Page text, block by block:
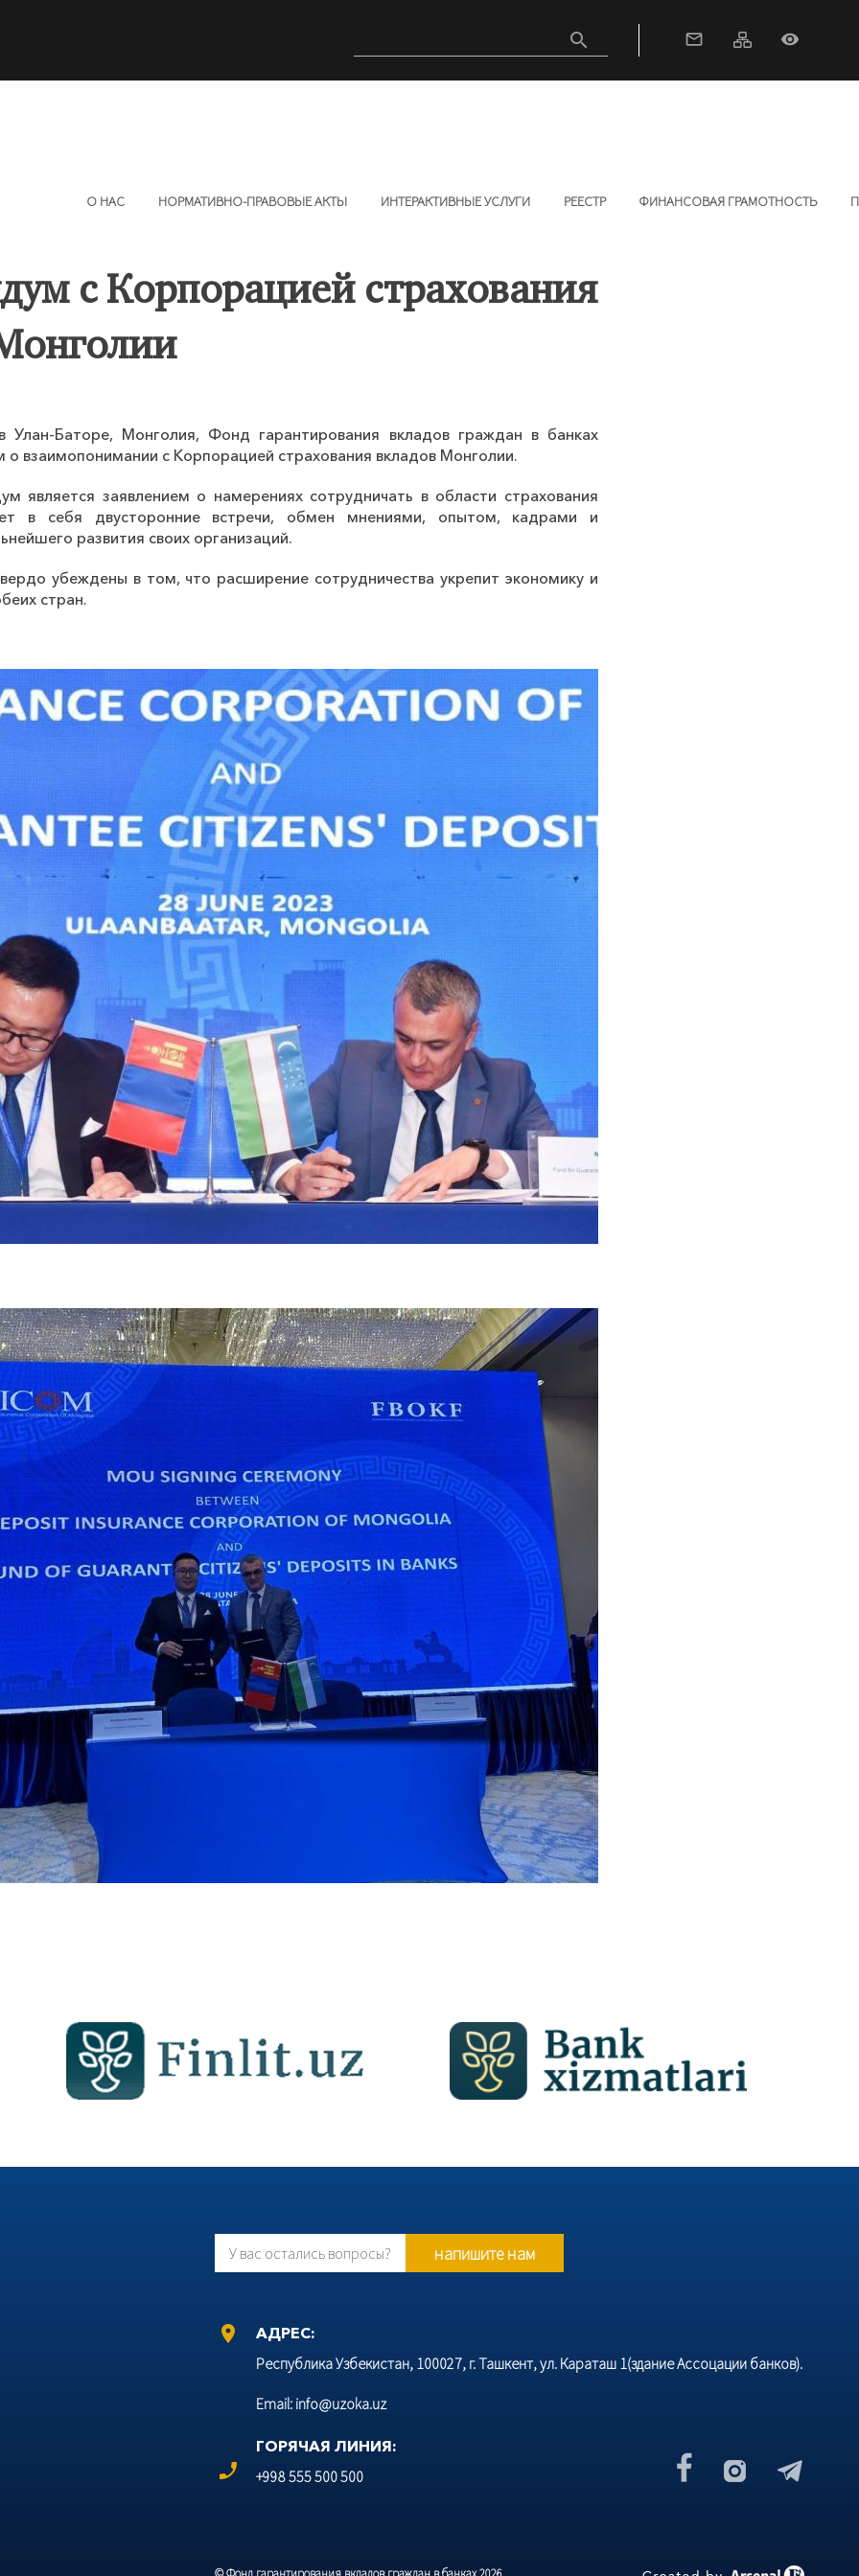
search mail_outline visibility
О НАС НОРМАТИВНО-ПРАВОВЫЕ АКТЫ ИНТЕРАКТИВНЫЕ УСЛУГИ РЕЕСТР ФИНАНСОВАЯ ГРАМОТНОСТЬ
с Корпорацией страхования
Баторе, Монголия, Фонд гарантирования вкладов граждан в банках
взаимопонимании с Корпорацией страхования вкладов Монголии.
является заявлением о намерениях сотрудничать в области страхования
в себя двусторонние встречи, обмен мнениями, опытом, кадрами и
развития своих организаций.
убеждены в том, что расширение сотрудничества укрепит экономику и
стран.
У вас остались вопросы? напишите нам
location_on
АДРЕС:
Республика Узбекистан, 100027, г. Ташкент, ул. Караташ 1(здание Ассоцации банков).
Email: info@uzoka.uz
phone_enabled
ГОРЯЧАЯ ЛИНИЯ:
+998 555 500 500